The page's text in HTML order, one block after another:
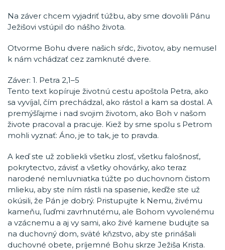
Na záver chcem vyjadriť túžbu, aby sme dovolili Pánu
Ježišovi vstúpil do nášho života.
Otvorme Bohu dvere našich sŕdc, životov, aby nemusel
k nám vchádzať cez zamknuté dvere.
Záver: 1. Petra 2,1–5
Tento text kopíruje životnú cestu apoštola Petra, ako
sa vyvíjal, čím prechádzal, ako rástol a kam sa dostal. A
premýšľajme i nad svojim životom, ako Boh v našom
živote pracoval a pracuje. Kiež by sme spolu s Petrom
mohli vyznať: Áno, je to tak, je to pravda.
A keď ste už zobliekli všetku zlosť, všetku falošnosť,
pokrytectvo, závisť a všetky ohovárky, ako teraz
narodené nemluvniatka túžte po duchovnom čistom
mlieku, aby ste ním rástli na spasenie, keďže ste už
okúsili, že Pán je dobrý. Pristupujte k Nemu, živému
kameňu, ľuďmi zavrhnutému, ale Bohom vyvolenému
a vzácnemu a aj vy sami, ako živé kamene budujte sa
na duchovný dom, sväté kňzstvo, aby ste prinášali
duchovné obete, príjemné Bohu skrze Ježiša Krista.